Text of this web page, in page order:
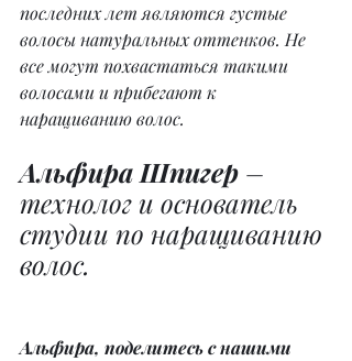
последних лет являются густые
волосы натуральных оттенков. Не
все могут похвастаться такими
волосами и прибегают к
наращиванию волос.
Альфира Шпигер –
технолог и основатель
студии по наращиванию
волос.
Альфира, поделитесь с нашими